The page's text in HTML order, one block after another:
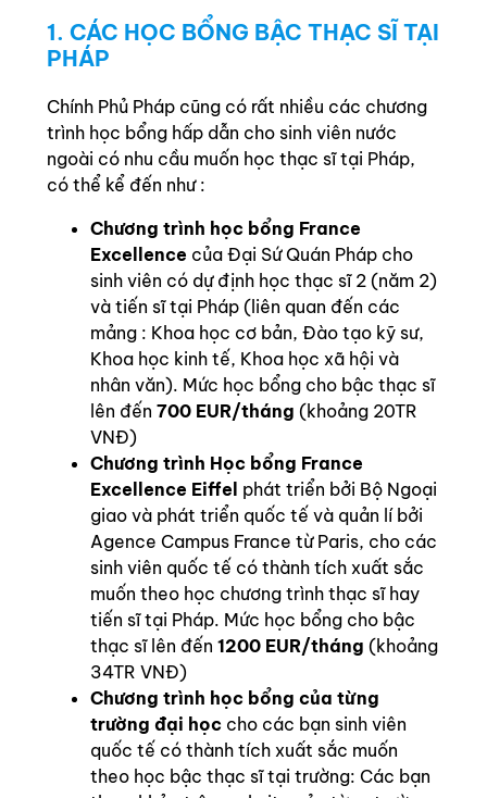
1. CÁC HỌC BỔNG BẬC THẠC SĨ TẠI
PHÁP
Chính Phủ Pháp cũng có rất nhiều các chương
trình học bổng hấp dẫn cho sinh viên nước
ngoài có nhu cầu muốn học thạc sĩ tại Pháp,
có thể kể đến như :
Chương trình học bổng France
Excellence của Đại Sứ Quán Pháp cho
sinh viên có dự định học thạc sĩ 2 (năm 2)
và tiến sĩ tại Pháp (liên quan đến các
mảng : Khoa học cơ bản, Đào tạo kỹ sư,
Khoa học kinh tế, Khoa học xã hội và
nhân văn). Mức học bổng cho bậc thạc sĩ
lên đến 700 EUR/tháng (khoảng 20TR
VNĐ)
Chương trình Học bổng France
Excellence Eiffel phát triển bởi Bộ Ngoại
giao và phát triển quốc tế và quản lí bởi
Agence Campus France từ Paris, cho các
sinh viên quốc tế có thành tích xuất sắc
muốn theo học chương trình thạc sĩ hay
tiến sĩ tại Pháp. Mức học bổng cho bậc
thạc sĩ lên đến 1200 EUR/tháng (khoảng
34TR VNĐ)
Chương trình học bổng của từng
trường đại học cho các bạn sinh viên
quốc tế có thành tích xuất sắc muốn
theo học bậc thạc sĩ tại trường: Các bạn